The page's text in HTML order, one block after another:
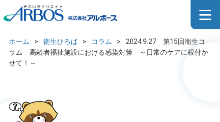
ム 高齢者福祉施設における
感染対策 ～日常のケアに根
付かせて！～
ホーム > 衛生ひろば > コラム >
2024.9.27 第15回衛生コ
ラム 高齢者福祉施設における感染対策 ～日常のケアに根付か
せて！～